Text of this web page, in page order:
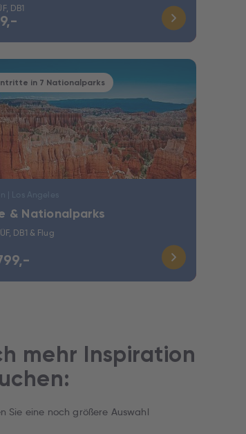
DB1
in 7 Nationalparks
& Nationalparks
DB1 & Flug
mehr Inspiration
Sie eine noch größere Auswahl